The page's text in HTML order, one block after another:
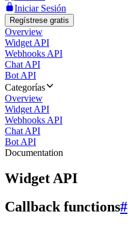
Iniciar Sesión
Regístrese gratis
Overview
Widget API
Webhooks API
Chat API
Bot API
Categorías
Overview
Widget API
Webhooks API
Chat API
Bot API
Documentation
Widget API
Callback functions#